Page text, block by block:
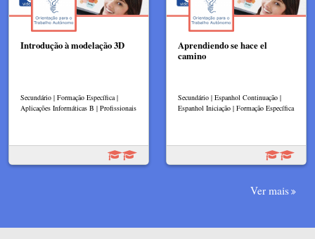
Introdução à modelação 3D
Secundário | Formação Específica |
Aplicações Informáticas B | Profissionais
Aprendiendo se hace el
camino
Secundário | Espanhol Continuação |
Espanhol Iniciação | Formação Específica
Ver mais